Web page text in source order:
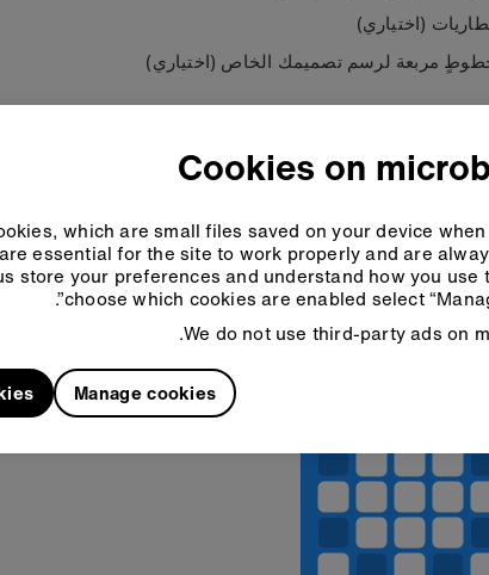
(اختياري)
مربعة لرسم تصميمك الخاص (اختياري)
Python
Cookies on
which are small files saved on your device
essential for the site to work properly and are
store your preferences and understand how you use
choose which cookies are enabled select
We do not use third-party ads on
Manage cookies